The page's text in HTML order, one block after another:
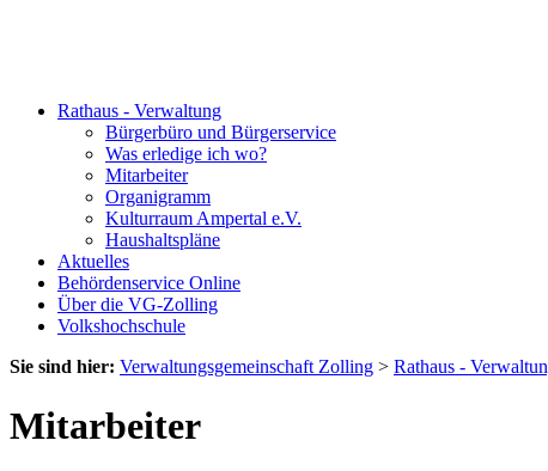
Rathaus - Verwaltung
Bürgerbüro und Bürgerservice
Was erledige ich wo?
Mitarbeiter
Organigramm
Kulturraum Ampertal e.V.
Haushaltspläne
Aktuelles
Behördenservice Online
Über die VG-Zolling
Volkshochschule
Sie sind hier: Verwaltungsgemeinschaft Zolling > Rathaus -
Mitarbeiter